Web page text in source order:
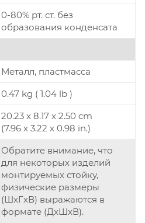
0-80% рт. ст. без
образования конденсата
Металл, пластмасса
0.47 kg ( 1.04 lb )
20.23 x 8.17 x 2.50 cm
(7.96 x 3.22 x 0.98 in.)
Обратите внимание, что
для некоторых изделий
монтируемых стойку,
физические размеры
(ШxГxВ) выражаются в
формате (ДxШxВ).